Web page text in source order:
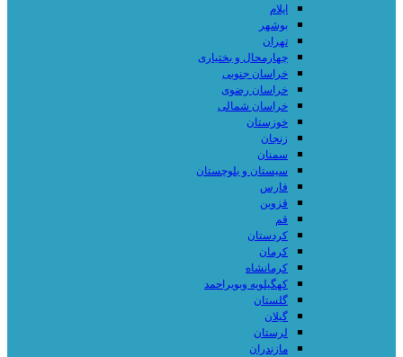
ایلام
بوشهر
تهران
چهارمحال و بختیاری
خراسان جنوبی
خراسان رضوی
خراسان شمالی
خوزستان
زنجان
سمنان
سیستان و بلوچستان
فارس
قزوین
قم
کردستان
کرمان
کرمانشاه
کهگیلویه وبویراحمد
گلستان
گیلان
لرستان
مازندران